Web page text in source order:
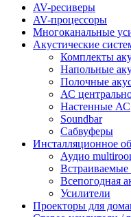
AV-ресиверы
AV-процессоры
Многоканальные
Акустические
Комплекты
Напольные
Полочные
АС
Настенные АС
Soundbar
Сабвуферы
Инсталляционное
Аудио
Встраиваемые
Всепогодная
Усилители
Проекторы для